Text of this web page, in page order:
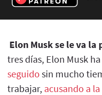
Elon Musk se le va la
tres días, Elon Musk
seguido sin mucho
trabajar, acusando a